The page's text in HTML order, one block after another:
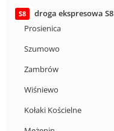
S8
droga ekspresowa S8
Prosienica
Szumowo
Zambrów
Wiśniewo
Kołaki Kościelne